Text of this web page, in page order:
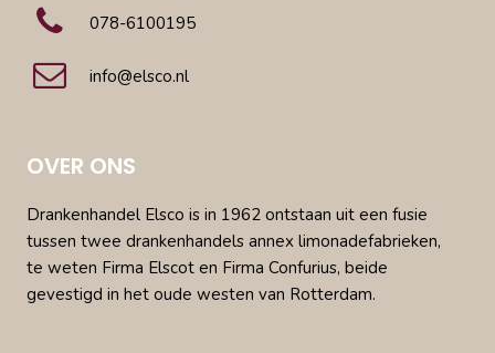
078-6100195
info@elsco.nl
OVER ONS
Drankenhandel Elsco is in 1962 ontstaan uit een fusie
tussen twee drankenhandels annex limonadefabrieken,
te weten Firma Elscot en Firma Confurius, beide
gevestigd in het oude westen van Rotterdam.